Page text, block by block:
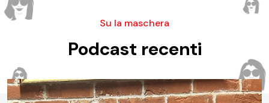
Su la maschera
Podcast recenti